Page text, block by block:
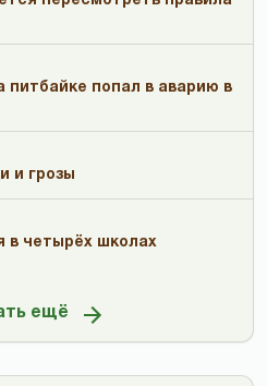
питбайке попал в аварию в
и грозы
в четырёх школах
ещё